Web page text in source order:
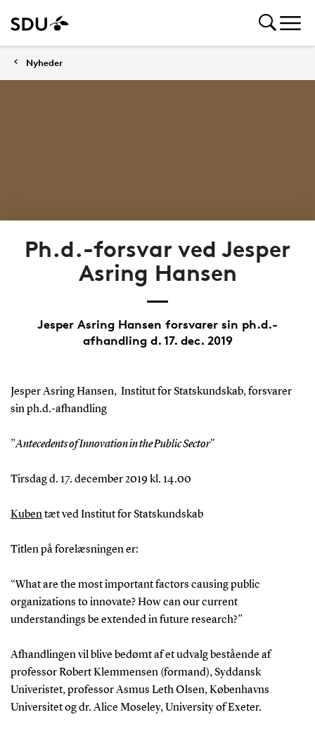
Nyheder
Ph.d.-forsvar ved Jesper
Asring Hansen
Jesper Asring Hansen forsvarer sin ph.d.-
afhandling d. 17. dec. 2019
Jesper Asring Hansen, Institut for Statskundskab, forsvarer
sin ph.d.-afhandling
”Antecedents of Innovation in the Public Sector"
Tirsdag d. 17. december 2019 kl. 14.00
Kubentæt ved Institut for Statskundskab
Titlen på forelæsningen er:
“What are the most important factors causing public
organizations to innovate? How can our current
understandings be extended in future research?”
Afhandlingen vil blive bedømt af et udvalg bestående af
professor Robert Klemmensen (formand), Syddansk
Univeristet, professor Asmus Leth Olsen, Københavns
Universitet og dr. Alice Moseley, University of Exeter.